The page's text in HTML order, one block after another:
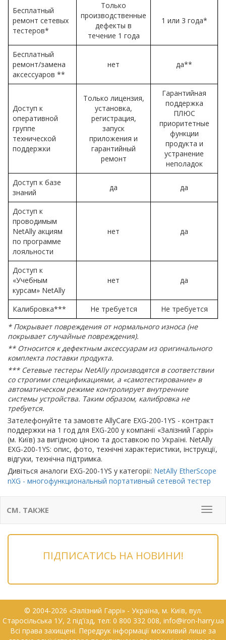
Бесплатный
ремонт сетевых
тестеров*
Только
производственные
дефекты в
течение 1 года
1 или 3 года*
Бесплатный
ремонт/замена
аксессуаров **
нет да**
Доступ к
оперативной
группе
технической
поддержки
Только лицензия,
установка,
регистрация,
запуск
приложения и
гарантийный
ремонт
Гарантийная
поддержка
ПЛЮС
приоритетные
функции
продукта и
устранение
неполадок
Доступ к базе
знаний
да да
Доступ к
проводимым
NetAlly акциям
по программе
лояльности
нет да
Доступ к
«Учебным
курсам» NetAlly
нет да
Калибровка*** Не требуется
Не требуется
* Покрывает повреждения от нормального износа (не
покрывает случайные повреждения).
** Относится к дефектным аксессуарам из оригинального
комплекта поставки продукта.
*** Сетевые тестеры NetAlly производятся в соответствии
со строгими спецификациями, а «самотестирование» в
автоматическом режиме контролирует внутренние
системы устройства. Таким образом, калибровка не
требуется.
Зателефонуйте та замовте AllyCare EXG-200-1YS - контракт
поддержки на 1 год для EXG-200 у компанії «Залізний Гаррі»
(м. Київ) за вигідною ціною та доставкою по Україні. NetAlly
EXG-200-1YS: опис, фото, технічні характеристики, інструкції,
відгуки, технічна підтримка.
Дивіться аналоги EXG-200-1YS у категорії: NetAlly EtherScope
nXG - многофункциональный портативный сетевой тестер
Меню
СМ. ТАКЖЕ
ПІДПИСАТИСЬ НА НОВИНИ!
© 2004-2026 «Залізний Гаррі» - Українa, м. Київ, вул.
Старосільська 1У, 2 під'їзд, тел: 0 800 332 008, info@iron-harry.ua
Всі права захищені. Передрук інформації можливий лише за